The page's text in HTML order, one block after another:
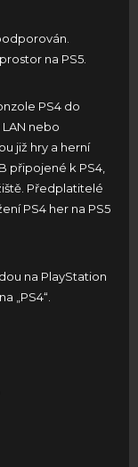
na PS5.
PS4 do
nebo
již hry a herní
připojené k PS4,
Předplatitelé
PS4 her na PS5
na PlayStation
„PS4“.